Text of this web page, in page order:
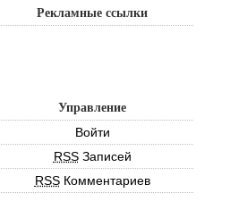
Рекламные ссылки
Управление
Войти
RSSЗаписей
RSSКомментариев